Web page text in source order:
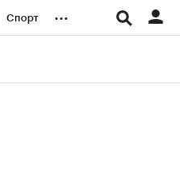
Спорт ...